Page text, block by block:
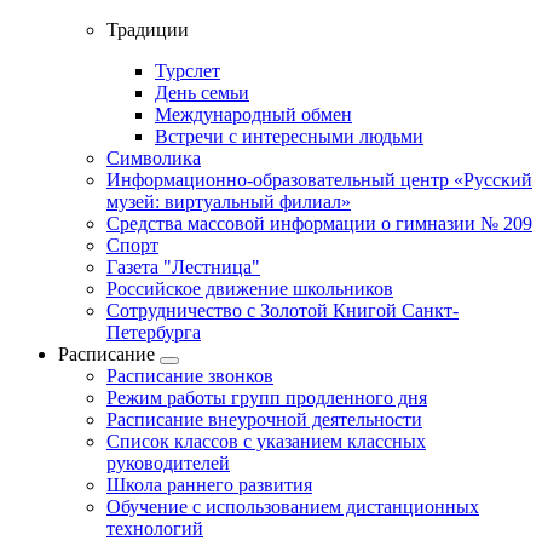
Традиции
Турслет
День семьи
Международный обмен
Встречи с интересными людьми
Символика
Информационно-образовательный центр «Русский
музей: виртуальный филиал»
Средства массовой информации о гимназии № 209
Спорт
Газета "Лестница"
Российское движение школьников
Сотрудничество с Золотой Книгой Санкт-
Петербурга
Расписание
Расписание звонков
Режим работы групп продленного дня
Расписание внеурочной деятельности
Список классов с указанием классных
руководителей
Школа раннего развития
Обучение с использованием дистанционных
технологий